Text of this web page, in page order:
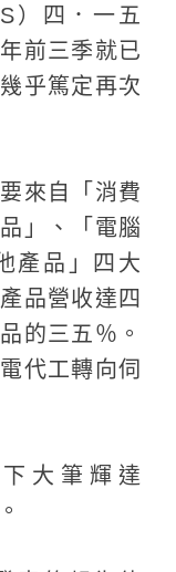
）四．一五
前三季就已
乎篤定再次
來自「消費
」、「電腦
產品」四大
品營收達四
的三五％。
代工轉向伺
大筆輝達